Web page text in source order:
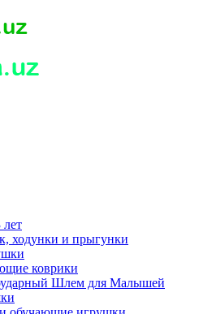
лет
ходунки и прыгунки
коврики
Шлем для Малышей